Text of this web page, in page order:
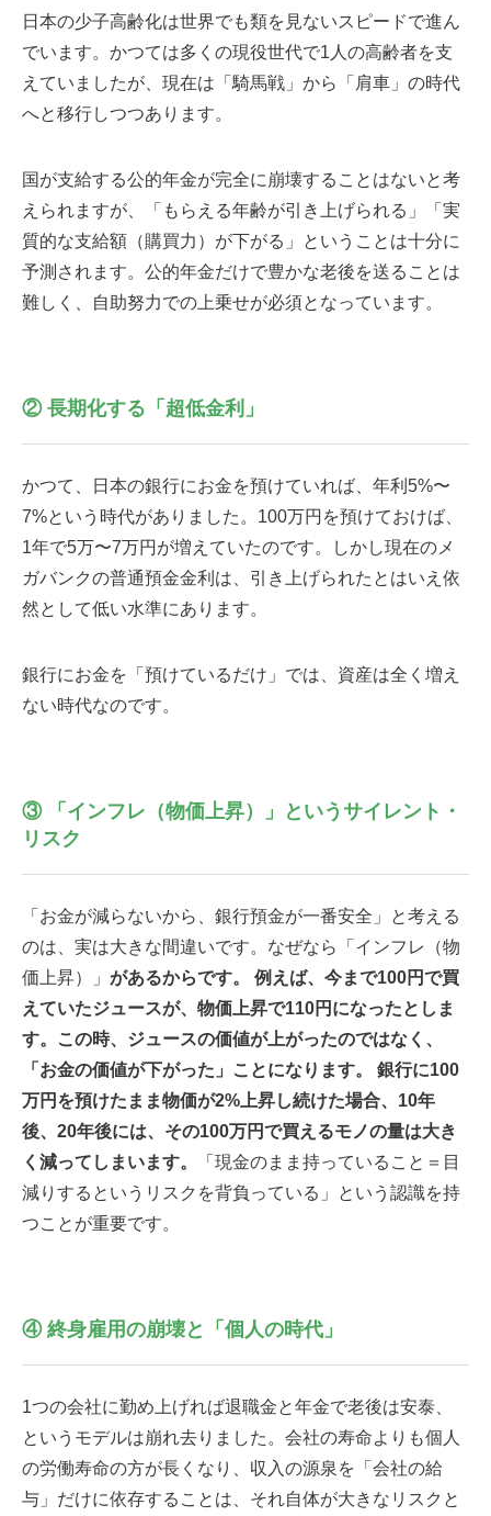
日本の少子高齢化は世界でも類を見ないスピードで進ん
でいます。かつては多くの現役世代で1人の高齢者を支
えていましたが、現在は「騎馬戦」から「肩車」の時代
へと移行しつつあります。
国が支給する公的年金が完全に崩壊することはないと考
えられますが、「もらえる年齢が引き上げられる」「実
質的な支給額（購買力）が下がる」ということは十分に
予測されます。公的年金だけで豊かな老後を送ることは
難しく、自助努力での上乗せが必須となっています。
② 長期化する「超低金利」
かつて、日本の銀行にお金を預けていれば、年利 5%〜
7%という時代がありました。100万円を預けておけば、
1年で5万〜7万円が増えていたのです。しかし現在のメ
ガバンクの普通預金金利は、引き上げられたとはいえ依
然として低い水準にあります。
銀行にお金を「預けているだけ」では、資産は全く増え
ない時代なのです。
③ 「インフレ（物価上昇）」というサイレント・
リスク
「お金が減らないから、銀行預金が一番安全」と考える
のは、実は大きな間違いです。なぜなら「インフレ（物
価上昇）」 があるからです。 例えば、今まで100円で買
えていたジュースが、物価上昇で110円になったとしま
す。この時、ジュースの価値が上がったのではなく、
「お金の価値が下がった」ことになります。 銀行に100
万円を預けたまま物価が2%上昇し続けた場合、10年
後、20年後には、その100万円で買えるモノの量は大き
く減ってしまいます。
「現金のまま持っていること＝目
減りするというリスクを背負っている」という認識を持
つことが重要です。
④ 終身雇用の崩壊と「個人の時代」
1つの会社に勤め上げれば退職金と年金で老後は安泰、
というモデルは崩れ去りました。会社の寿命よりも個人
の労働寿命の方が長くなり、収入の源泉を「会社の給
与」だけに依存することは、それ自体が大きなリスクと